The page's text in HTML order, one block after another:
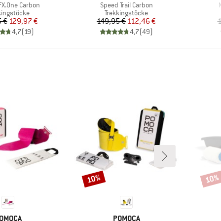
Carbon
Preis
€reduzierter Preis
129,97 €
4,7(19)
Artikel
Speed Trail Carbon
Produktgruppe
Trekkingstöcke
Preis
149,95 €reduzierter Preis
112,46 €
4,7(49)
MARKE
POMOCA
Rabatt
10% 10%